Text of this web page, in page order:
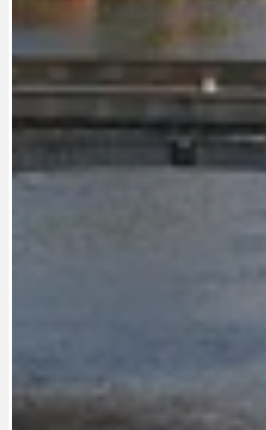
CYKLOVÝLETY
DALŠÍ